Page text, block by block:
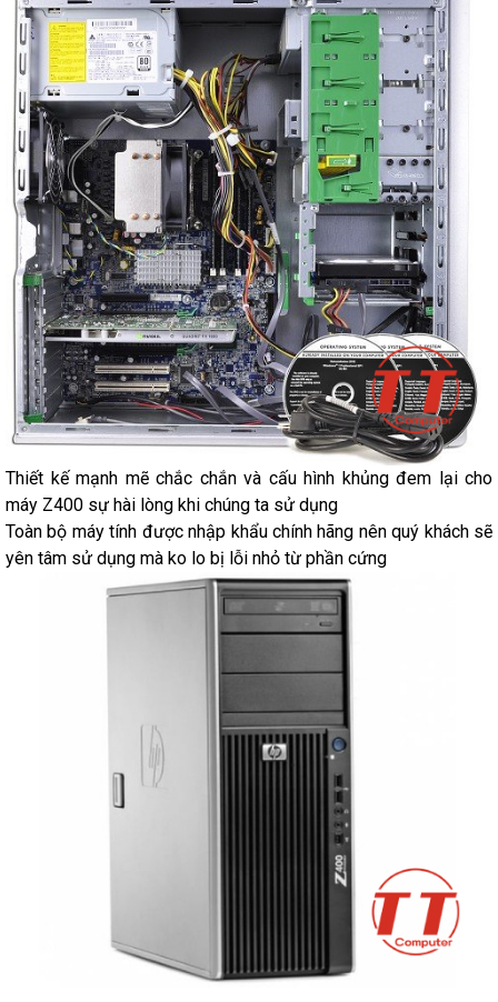
Thiết kế mạnh mẽ chắc chắn và cấu hình khủng đem lại cho
máy Z400 sự hài lòng khi chúng ta sử dụng
Toàn bộ máy tính được nhập khẩu chính hãng nên quý khách sẽ
yên tâm sử dụng mà ko lo bị lỗi nhỏ từ phần cứng